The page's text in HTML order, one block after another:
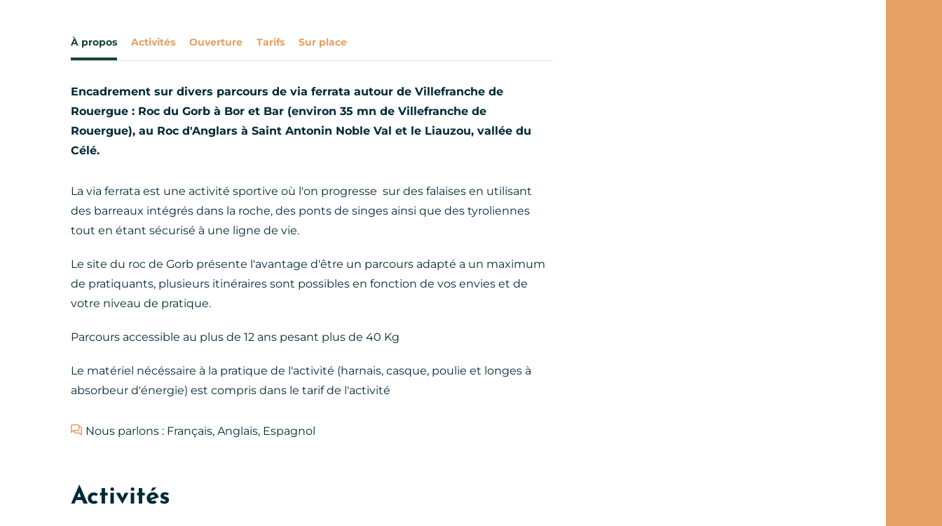
À propos Activités Ouverture Tarifs Sur place
Encadrement sur divers parcours de via ferrata autour de Villefranche de
Rouergue : Roc du Gorb à Bor et Bar (environ 35 mn de Villefranche de
Rouergue), au Roc d'Anglars à Saint Antonin Noble Val et le Liauzou, vallée du
Célé.
La via ferrata est une activité sportive où l'on progresse sur des falaises en utilisant
des barreaux intégrés dans la roche, des ponts de singes ainsi que des tyroliennes
tout en étant sécurisé à une ligne de vie.
Le site du roc de Gorb présente l'avantage d'être un parcours adapté a un maximum
de pratiquants, plusieurs itinéraires sont possibles en fonction de vos envies et de
votre niveau de pratique.
Parcours accessible au plus de 12 ans pesant plus de 40 Kg
Le matériel nécéssaire à la pratique de l'activité (harnais, casque, poulie et longes à
absorbeur d'énergie) est compris dans le tarif de l'activité
Nous parlons : Français, Anglais, Espagnol
Activités